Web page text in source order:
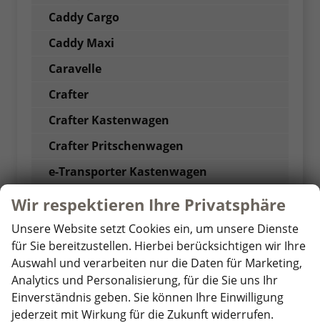
Caddy Cargo
Caddy Maxi
Caravelle
Crafter
Crafter Kastenwagen
Crafter Pritschenwagen
e-Transporter Kastenwagen
Golf GTI
Golf Variant
ID. BUZZ
ID. BUZZ Cargo
Wir respektieren Ihre Privatsphäre
Unsere Website setzt Cookies ein, um unsere Dienste
für Sie bereitzustellen. Hierbei berücksichtigen wir Ihre
Auswahl und verarbeiten nur die Daten für Marketing,
Analytics und Personalisierung, für die Sie uns Ihr
Einverständnis geben. Sie können Ihre Einwilligung
jederzeit mit Wirkung für die Zukunft widerrufen.